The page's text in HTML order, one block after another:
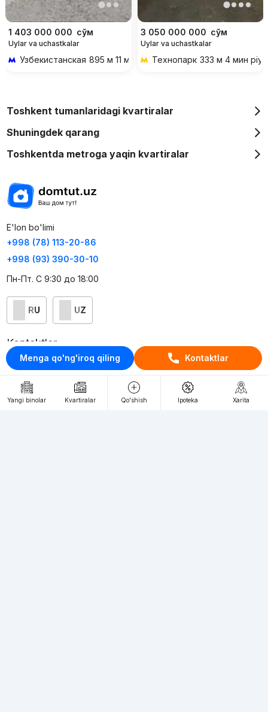
Menga qo'ng'iroq qiling Kontaktlar
1 403 000 000 сўм
Uylar va uchastkalar
Узбекистанская 895 м 11 мин piyoda
3 050 000 000 сўм
Uylar va uchastkalar
Технопарк 333 м 4 мин
Yangi binolar Kvartiralar Qo'shish Ipoteka Xarita
Toshkent tumanlaridagi kvartiralar
Shuningdek qarang
Toshkentda metroga yaqin kvartiralar
E'lon bo'limi
+998 (78) 113-20-86
+998 (93) 390-30-10
Пн-Пт. С 9:30 до 18:00
RU UZ
Kontaktlar
loyiha haqida
Webnow © loyihasi
Foydalanish shartlari